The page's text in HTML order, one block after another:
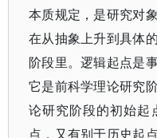
本质规定，是研究对
在从抽象上升到具体
阶段里。逻辑起点是
它是前科学理论研究
论研究阶段的初始起
点，又有别于历史起